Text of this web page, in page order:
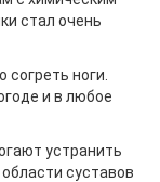
стал очень
ноги.
и в любое
устранить
суставов